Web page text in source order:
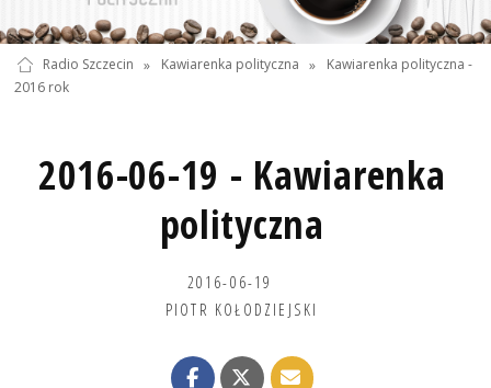
Radio Szczecin » Kawiarenka polityczna »
Kawiarenka polityczna -
2016 rok
2016-06-19 - Kawiarenka
polityczna
2016-06-19
PIOTR KOŁODZIEJSKI